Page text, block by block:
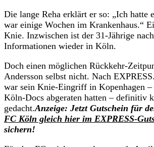
Die lange Reha erklärt er so: „Ich hatte
war einige Wochen im Krankenhaus.“
Knie. Inzwischen ist der 31-Jährige
Informationen wieder in Köln.
Doch einen möglichen Rückkehr-
Andersson selbst nicht. Nach
war sein Knie-Eingriff in Kopenhagen
Köln-Docs abgeraten hatten – definitiv
gedacht.Anzeige: Jetzt Gutschein für
FC Köln gleich hier im EXPRESS-
sichern!